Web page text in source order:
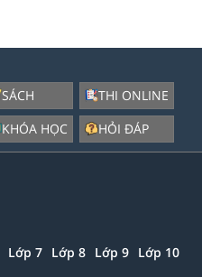
SÁCH
KHÓA HỌC
THI ONLINE
HỎI ĐÁP
Lớp 7 Lớp 8 Lớp 9 Lớp 10